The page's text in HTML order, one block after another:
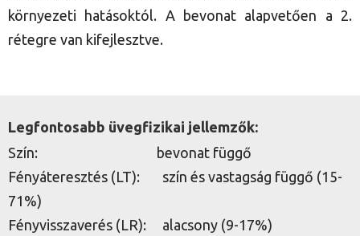
környezeti hatásoktól. A bevonat alapvetően a 2.
rétegre van kifejlesztve.
Legfontosabb üvegfizikai jellemzők:
Szín: bevonat függő
Fényáteresztés (LT): szín és vastagság függő (15-
71%)
Fényvisszaverés (LR): alacsony (9-17%)